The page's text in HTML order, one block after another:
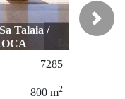
/ SANT
4004
730 m2
Next